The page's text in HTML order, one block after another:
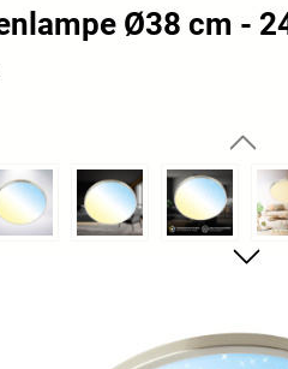
Ø38 cm -